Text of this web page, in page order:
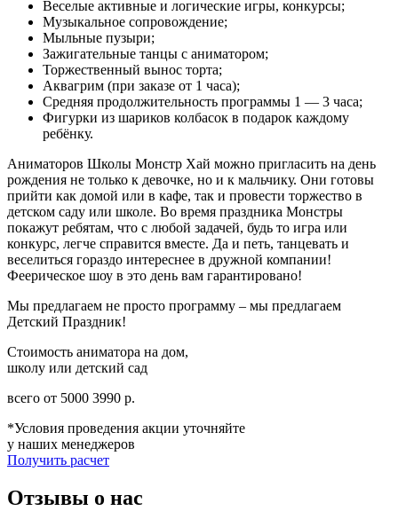
Веселые активные и логические игры, конкурсы;
Музыкальное сопровождение;
Мыльные пузыри;
Зажигательные танцы с аниматором;
Торжественный вынос торта;
Аквагрим (при заказе от 1 часа);
Средняя продолжительность программы 1 — 3 часа;
Фигурки из шариков колбасок в подарок каждому
ребёнку.
Аниматоров Школы Монстр Хай можно пригласить на день
рождения не только к девочке, но и к мальчику. Они готовы
прийти как домой или в кафе, так и провести торжество в
детском саду или школе. Во время праздника Монстры
покажут ребятам, что с любой задачей, будь то игра или
конкурс, легче справится вместе. Да и петь, танцевать и
веселиться гораздо интереснее в дружной компании!
Феерическое шоу в это день вам гарантировано!
Мы предлагаем не просто программу – мы предлагаем
Детский Праздник!
Стоимость аниматора на дом,
школу или детский сад
всего от 5000 3990 р.
*Условия проведения акции уточняйте
у наших менеджеров
Получить расчет
Отзывы о нас